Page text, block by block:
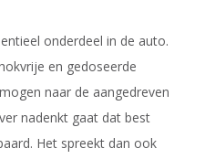
onderdeel in de auto.
en gedoseerde
naar de aangedreven
nadenkt gaat dat best
Het spreekt dan ook